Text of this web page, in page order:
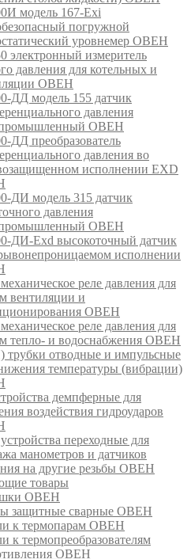
модель 167-Exi
погружной
уровнемер ОВЕН
электронный измеритель
давления для котельных и
ОВЕН
ДД модель 155 датчик
давления
ОВЕН
ДД преобразователь
давления во
исполнении EXD
ДИ модель 315 датчик
давления
ОВЕН
ДИ-Exd высокоточный датчик
исполнении
реле давления для
вентиляции и
ОВЕН
реле давления для
тепло- и водоснабжения ОВЕН
отводные и импульсные
температуры (вибрации)
демпферные для
воздействия гидроударов
переходные для
манометров и датчиков
на другие резьбы ОВЕН
товары
ОВЕН
защитные сварные ОВЕН
к термопарам ОВЕН
к термопреобразователям
ОВЕН